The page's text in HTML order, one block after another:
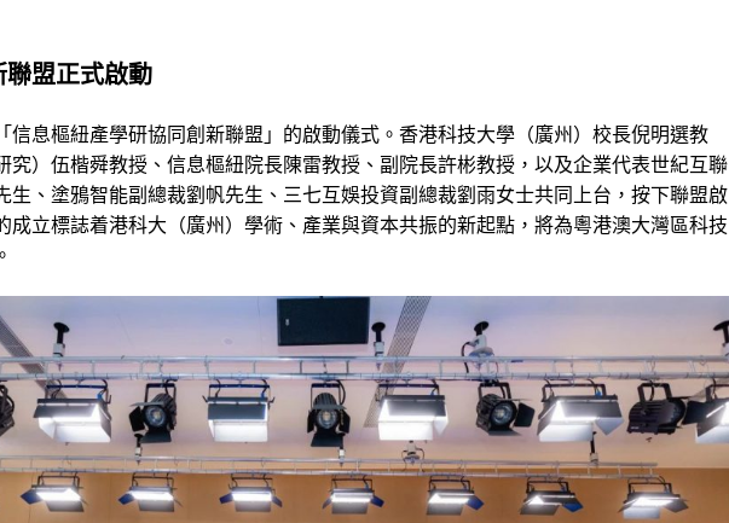
盟正式啟動
信息樞紐產學研協同創新聯盟」的啟動儀式。香港科技大學（廣州）校長倪明選教
究）伍楷舜教授、信息樞紐院長陳雷教授、副院長許彬教授，以及企業代表世紀互聯
生、塗鴉智能副總裁劉帆先生、三七互娛投資副總裁劉雨女士共同上台，按下聯盟啟
成立標誌着港科大（廣州）學術、產業與資本共振的新起點，將為粵港澳大灣區科技